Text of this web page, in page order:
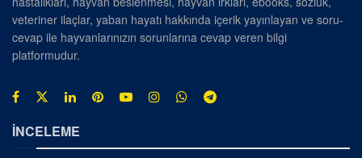
veteriner ilaçlar, yaban hayatı hakkında içerik yayınlayan ve soru-
cevap ile hayvanlarınızın sorunlarına cevap veren bilgi
platformudur.
İNCELEME